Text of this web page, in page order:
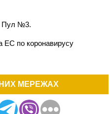
Пул №3.
МЕРЕЖАХ